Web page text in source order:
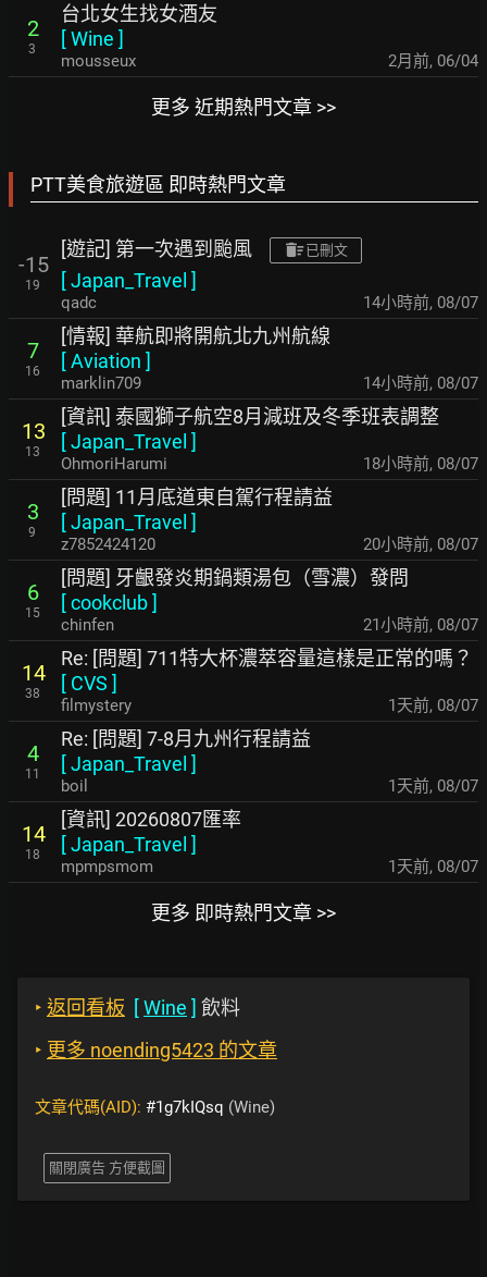
2
3
台北女生找女酒友
[Wine ]
mousseux 2月前, 06/04
更多 近期熱門文章 >>
PTT美食旅遊區 即時熱門文章
-15
19
[遊記] 第一次遇到颱風 已刪文
[Japan_Travel ]
qadc 14小時前, 08/07
7
16
[情報] 華航即將開航北九州航線
[Aviation ]
marklin709 14小時前, 08/07
13
13
[資訊] 泰國獅子航空8月減班及冬季班表調整
[Japan_Travel ]
OhmoriHarumi 18小時前, 08/07
3
9
[問題] 11月底道東自駕行程請益
[Japan_Travel ]
z7852424120 20小時前, 08/07
6
15
[問題] 牙齦發炎期鍋類湯包（雪濃）發問
[cookclub]
chinfen 21小時前, 08/07
14
38
Re: [問題] 711特大杯濃萃容量這樣是正常的嗎？
[ CVS ]
filmystery 1天前, 08/07
4
11
Re: [問題] 7-8月九州行程請益
[Japan_Travel ]
boil 1天前, 08/07
14
18
[資訊] 20260807匯率
[Japan_Travel ]
mpmpsmom 1天前, 08/07
更多 即時熱門文章 >>
‣ 返回看板 [Wine ] 飲料
‣ 更多 noending5423 的文章
文章代碼(AID): #1g7kIQsq (Wine)
關閉廣告 方便截圖